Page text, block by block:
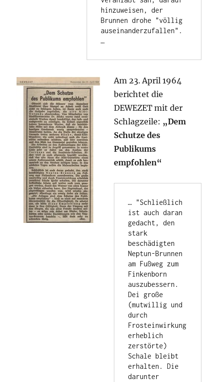
hinzuweisen, der
Brunnen drohe "völlig
auseinanderzufallen".
…
Am 23. April 1964
berichtet die
DEWEZET mit der
Schlagzeile: „Dem
Schutze des
Publikums
empfohlen“
… "Schließlich
ist auch daran
gedacht, den
stark
beschädigten
Neptun-Brunnen
am Fußweg zum
Finkenborn
auszubessern.
Dei große
(mutwillig und
durch
Frosteinwirkung
erheblich
zerstörte)
Schale bleibt
erhalten. Die
darunter